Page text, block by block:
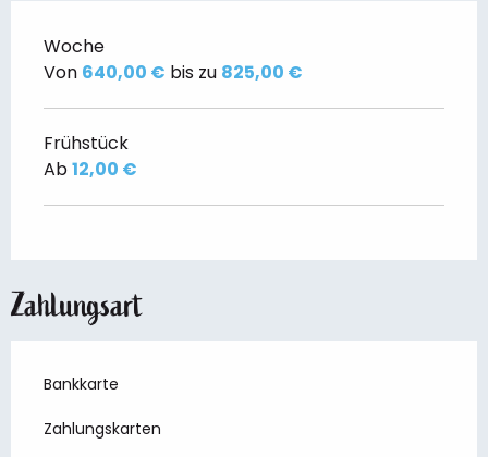
Woche
Von 640,00 € bis zu 825,00 €
Frühstück
Ab12,00 €
Zahlungsart
Bankkarte
Zahlungskarten